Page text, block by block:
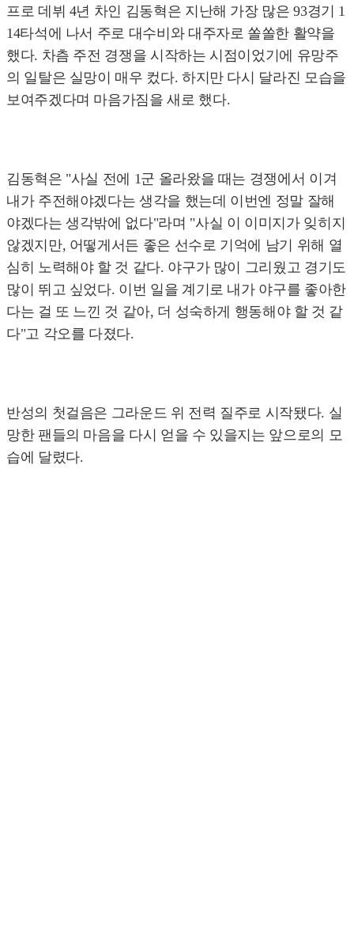
프로 데뷔 4년 차인 김동혁은 지난해 가장 많은 93경기 1
14타석에 나서 주로 대수비와 대주자로 쏠쏠한 활약을
했다. 차츰 주전 경쟁을 시작하는 시점이었기에 유망주
의 일탈은 실망이 매우 컸다. 하지만 다시 달라진 모습을
보여주겠다며 마음가짐을 새로 했다.
김동혁은 "사실 전에 1군 올라왔을 때는 경쟁에서 이겨
내가 주전해야겠다는 생각을 했는데 이번엔 정말 잘해
야겠다는 생각밖에 없다"라며 "사실 이 이미지가 잊히지
않겠지만, 어떻게서든 좋은 선수로 기억에 남기 위해 열
심히 노력해야 할 것 같다. 야구가 많이 그리웠고 경기도
많이 뛰고 싶었다. 이번 일을 계기로 내가 야구를 좋아한
다는 걸 또 느낀 것 같아, 더 성숙하게 행동해야 할 것 같
다"고 각오를 다졌다.
반성의 첫걸음은 그라운드 위 전력 질주로 시작됐다. 실
망한 팬들의 마음을 다시 얻을 수 있을지는 앞으로의 모
습에 달렸다.